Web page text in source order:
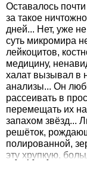
Оставалось
за такое
дней... Нет, уже
суть микромира
лейкоцитов,
медицину,
халат вызывал в
анализы... Он
рассеивать в
перемещать их
запахом звёзд...
решёток,
полированной,
эту хрупкую,